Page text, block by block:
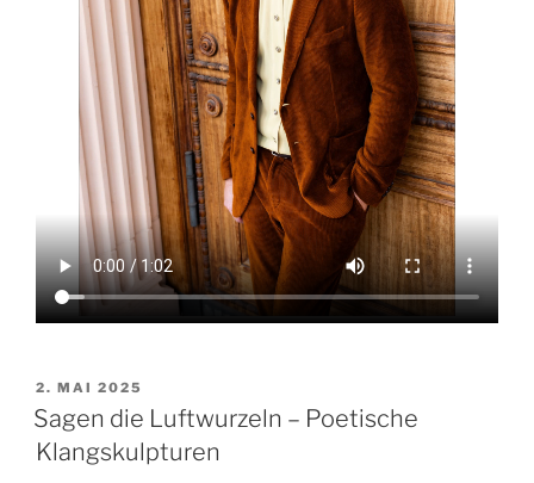
VERÖFFENTLICHT
AM
2. MAI 2025
Sagen die Luftwurzeln – Poetische
Klangskulpturen